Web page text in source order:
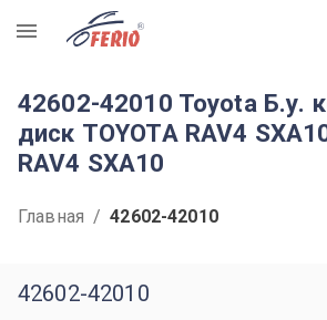
R
42602-42010 Toyota Б.у.
диск TOYOTA RAV4
RAV4 SXA10
Главная / 42602-42010
42602-42010